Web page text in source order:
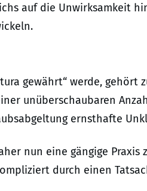
auf die Unwirksamkeit
gewährt“ werde, gehört
unüberschaubaren
ernsthafte
nun eine gängige
durch einen